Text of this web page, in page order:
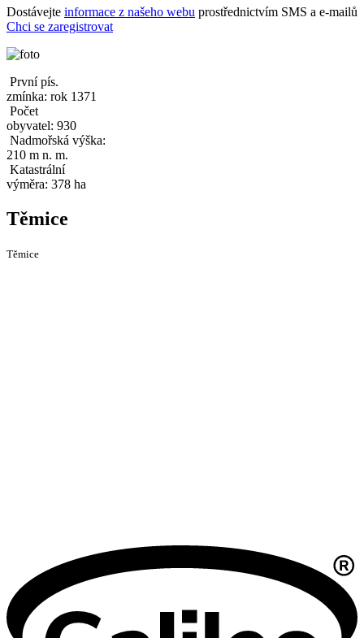
Dostávejte informace z našeho webu prostřednictvím SMS a e-mailů
Chci se zaregistrovat
První pís.
zmínka: rok 1371
Počet
obyvatel: 930
Nadmořská výška:
210 m n. m.
Katastrální
výměra: 378 ha
Těmice
Těmice